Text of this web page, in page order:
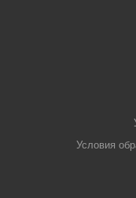
Условия